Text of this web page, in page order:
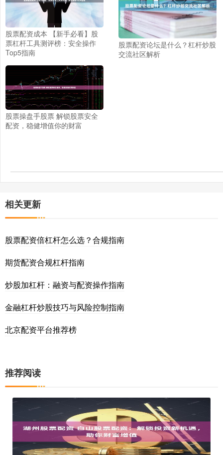
股票配资成本 【新手必看】股
票杠杆工具测评榜：安全操作
Top5指南
股票配资论坛是什么？杠杆炒股
交流社区解析
股票操盘手股票 解锁股票安全
配资，稳健增值你的财富
相关更新
股票配资倍杠杆怎么选？合规指南
期货配资合规杠杆指南
炒股加杠杆：融资与配资操作指南
金融杠杆炒股技巧与风险控制指南
北京配资平台推荐榜
推荐阅读